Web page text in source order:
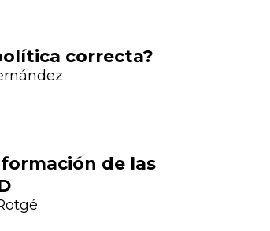
correcta?
de las